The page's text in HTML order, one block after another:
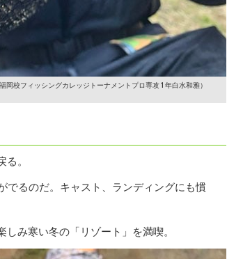
岡校フィッシングカレッジトーナメントプロ専攻 1年白水和雅）
。
るのだ。キャスト、ランディングにも慣
み寒い冬の「リゾート」を満喫。